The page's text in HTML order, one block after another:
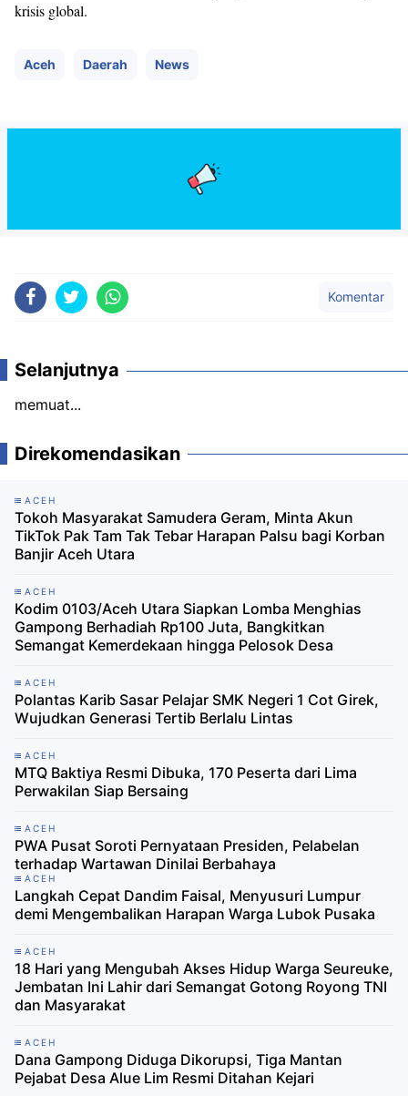
krisis global.
Aceh Daerah News
Komentar
Selanjutnya
memuat...
Direkomendasikan
ACEH
Tokoh Masyarakat Samudera Geram, Minta Akun
TikTok Pak Tam Tak Tebar Harapan Palsu bagi Korban
Banjir Aceh Utara
ACEH
Kodim 0103/Aceh Utara Siapkan Lomba Menghias
Gampong Berhadiah Rp100 Juta, Bangkitkan
Semangat Kemerdekaan hingga Pelosok Desa
ACEH
Polantas Karib Sasar Pelajar SMK Negeri 1 Cot Girek,
Wujudkan Generasi Tertib Berlalu Lintas
ACEH
MTQ Baktiya Resmi Dibuka, 170 Peserta dari Lima
Perwakilan Siap Bersaing
ACEH
PWA Pusat Soroti Pernyataan Presiden, Pelabelan
terhadap Wartawan Dinilai Berbahaya
ACEH
Langkah Cepat Dandim Faisal, Menyusuri Lumpur
demi Mengembalikan Harapan Warga Lubok Pusaka
ACEH
18 Hari yang Mengubah Akses Hidup Warga Seureuke,
Jembatan Ini Lahir dari Semangat Gotong Royong TNI
dan Masyarakat
ACEH
Dana Gampong Diduga Dikorupsi, Tiga Mantan
Pejabat Desa Alue Lim Resmi Ditahan Kejari